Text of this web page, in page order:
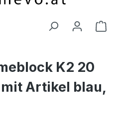
K2 20
Artikel blau,